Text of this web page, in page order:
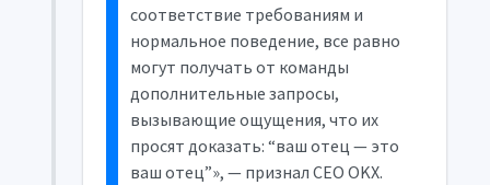
соответствие требованиям и
нормальное поведение, все равно
могут получать от команды
дополнительные запросы,
вызывающие ощущения, что их
просят доказать: “ваш отец — это
ваш отец”», — признал CEO OKX.